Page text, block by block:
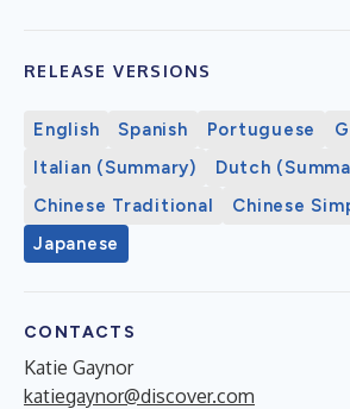
RELEASE VERSIONS
English Spanish Portuguese
Italian (Summary)
Dutch
Chinese Traditional
Chinese
Japanese
CONTACTS
Katie Gaynor
katiegaynor@discover.com